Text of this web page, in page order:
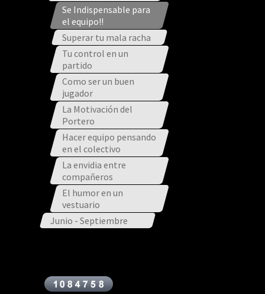
Se Indispensable para
el equipo!!
Superar tu mala racha
Tu control en un
partido
Como ser un buen
jugador
La Motivación del
Portero
Hacer equipo pensando
en el colectivo
La envidia entre
compañeros
El humor en un
vestuario
Junio - Septiembre